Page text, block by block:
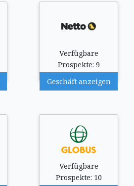
Verfügbare
Prospekte: 9
Geschäft anzeigen
Verfügbare
Prospekte: 10